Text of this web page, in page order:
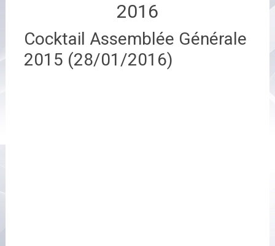
2016
Cocktail Assemblée Générale
2015 (28/01/2016)